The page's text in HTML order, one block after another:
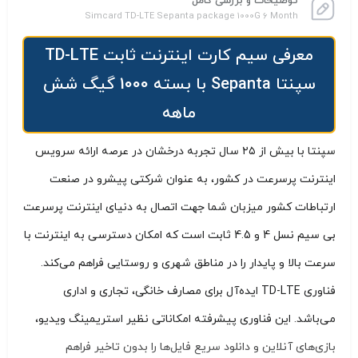
Simcard TD-LTE Sepanta package 1000G 6 Month
معرفی سیم کارت اینترنت ثابت TD-LTE
سپنتا Sepanta با بسته 1000 گیگ شش
ماهه
سپنتا با بیش از ۲۵ سال تجربه درخشان در عرصه ارائه سرویس
اینترنت پرسرعت در کشور، به عنوان شرکتی پیشرو در صنعت
ارتباطات کشور میزبان شما جهت اتصال به دنیای اینترنت پرسرعت
بی سیم نسل 4 و 4.5 ثابت است که امکان دسترسی به اینترنت با
سرعت بالا و پایدار را در مناطق شهری و روستایی فراهم می‌کند.
فناوری TD-LTE ایده‌آل برای مصارف خانگی، تجاری و اداری
می‌باشد. این فناوری پیشرفته امکاناتی نظیر استریمینگ ویدیو،
بازی‌های آنلاین و دانلود سریع فایل‌ها را بدون تاخیر فراهم